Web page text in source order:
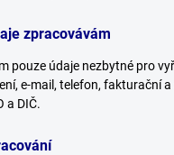
zpracovávám
pouze údaje nezbytné pro
e-mail, telefon, fakturační
a DIČ.